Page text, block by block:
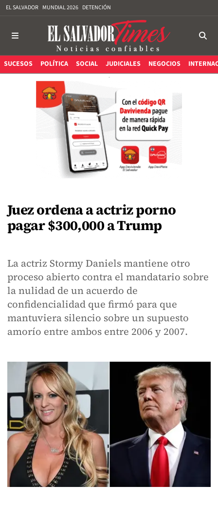
EL SALVADOR MUNDIAL 2026 DETENCIÓN
SUCESOS POLÍTICA SOCIAL JUDICIALES NEGOCIOS
Juez ordena a actriz porno
pagar $300,000 a Trump
La actriz Stormy Daniels mantiene otro
proceso abierto contra el mandatario sobre
la nulidad de un acuerdo de
confidencialidad que firmó para que
mantuviera silencio sobre un supuesto
amorío entre ambos entre 2006 y 2007.